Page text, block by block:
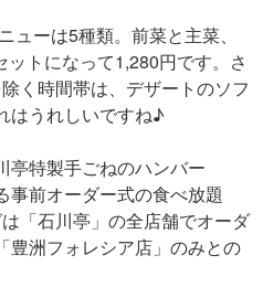
ーは5種類。前菜と主菜、
トになって1,280円です。さ
く時間帯は、デザートのソフ
はうれしいですね♪
亭特製手ごねのハンバー
事前オーダー式の食べ放題
「石川亭」の全店舗でオーダ
豊洲フォレシア店」のみとの